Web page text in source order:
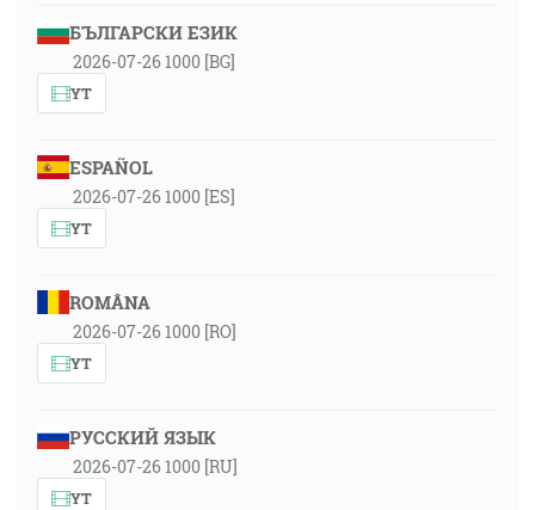
БЪЛГАРСКИ ЕЗИК
2026-07-26 1000 [BG]
YT
ESPAÑOL
2026-07-26 1000 [ES]
YT
ROMÂNA
2026-07-26 1000 [RO]
YT
РУССКИЙ ЯЗЫК
2026-07-26 1000 [RU]
YT